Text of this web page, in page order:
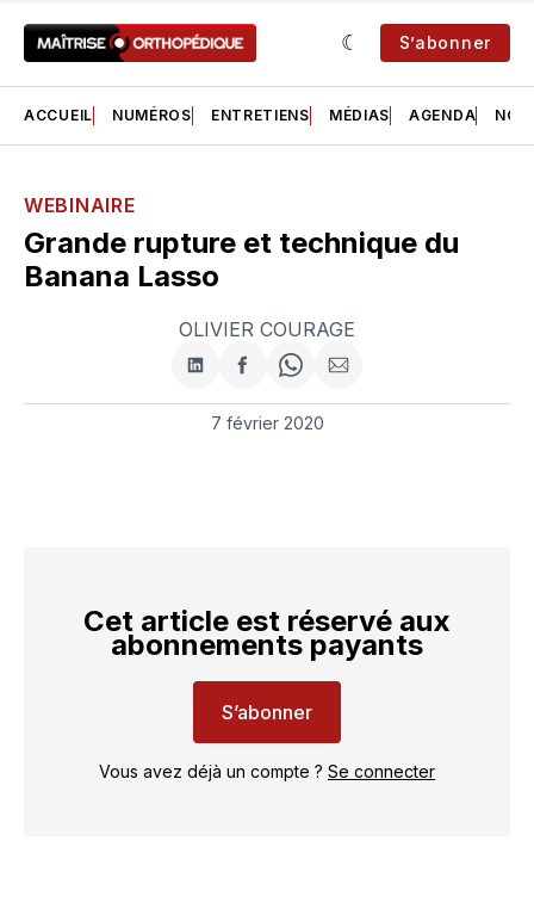
S’abonner
ACCUEIL NUMÉROS ENTRETIENS MÉDIAS AGENDA NOS
WEBINAIRE
Grande rupture et technique du
Banana Lasso
OLIVIER COURAGE
Partager
sur
LinkedIn
Partager
sur
Facebook
Share
on
WhatsApp
Partager
par
7 février 2020
Cet article est réservé aux
abonnements payants
S’abonner
Vous avez déjà un compte ? Se connecter